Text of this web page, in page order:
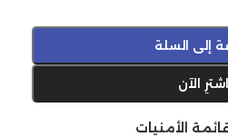
إلى السلة
اشترِ الآن
الأمنيات